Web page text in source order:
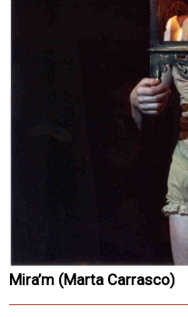
Mira’m (Marta Carrasco)